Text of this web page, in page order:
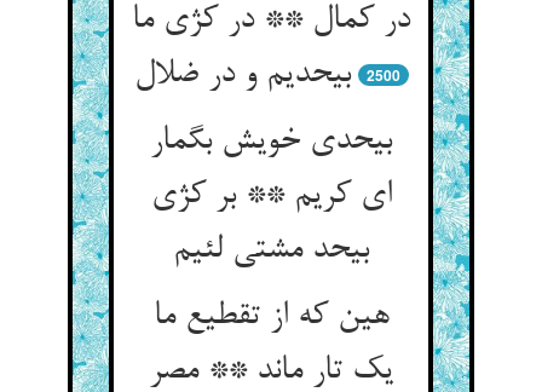
در کمال ** در کژی ما
بی‏حدیم و در ضلال‏
2500
بی‏حدی خویش بگمار
ای کریم ** بر کژی
بی‏حد مشتی لئیم‏
هین که از تقطیع ما
یک تار ماند ** مصر